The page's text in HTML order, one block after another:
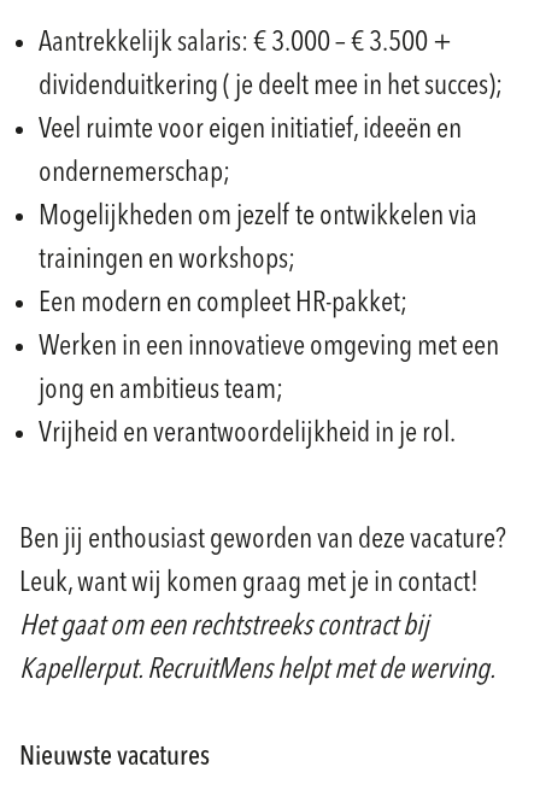
Aantrekkelijk salaris: € 3.000 – € 3.500 +
dividenduitkering ( je deelt mee in het succes);
Veel ruimte voor eigen initiatief, ideeën en
ondernemerschap;
Mogelijkheden om jezelf te ontwikkelen via
trainingen en workshops;
Een modern en compleet HR-pakket;
Werken in een innovatieve omgeving met een
jong en ambitieus team;
Vrijheid en verantwoordelijkheid in je rol.
Ben jij enthousiast geworden van deze vacature?
Leuk, want wij komen graag met je in contact!
Het gaat om een rechtstreeks contract bij
Kapellerput. RecruitMens helpt met de werving.
Nieuwste vacatures